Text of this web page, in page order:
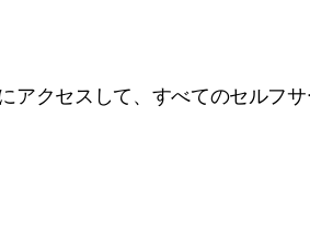
クセスして、すべてのセルフ